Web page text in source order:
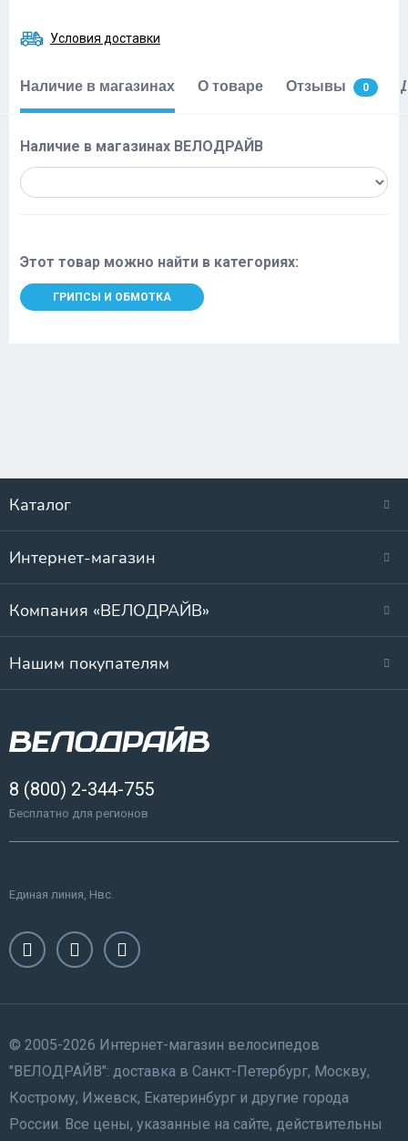
Условия доставки
Наличие в магазинах О товаре Отзывы 0
Наличие в магазинах ВЕЛОДРАЙВ
Этот товар можно найти в категориях:
ГРИПСЫ И ОБМОТКА
Каталог
Интернет-магазин
Компания «ВЕЛОДРАЙВ»
Нашим покупателям
8 (800) 2-344-755
Бесплатно для регионов
Единая линия, Нвс.
© 2005-2026 Интернет-магазин велосипедов
"ВЕЛОДРАЙВ": доставка в Санкт-Петербург, Москву,
Кострому, Ижевск, Екатеринбург и другие города
России. Все цены, указанные на сайте, действительны